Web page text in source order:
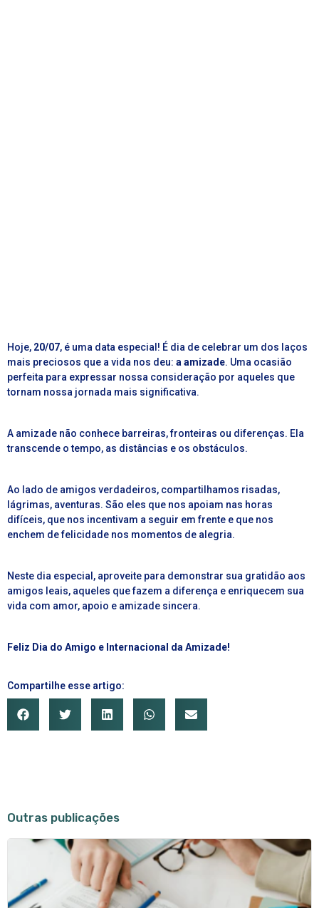
Hoje, 20/07, é uma data especial! É dia de celebrar um dos laços
mais preciosos que a vida nos deu: a amizade. Uma ocasião
perfeita para expressar nossa consideração por aqueles que
tornam nossa jornada mais significativa.
A amizade não conhece barreiras, fronteiras ou diferenças. Ela
transcende o tempo, as distâncias e os obstáculos.
Ao lado de amigos verdadeiros, compartilhamos risadas,
lágrimas, aventuras. São eles que nos apoiam nas horas
difíceis, que nos incentivam a seguir em frente e que nos
enchem de felicidade nos momentos de alegria.
Neste dia especial, aproveite para demonstrar sua gratidão aos
amigos leais, aqueles que fazem a diferença e enriquecem sua
vida com amor, apoio e amizade sincera.
Feliz Dia do Amigo e Internacional da Amizade!
Compartilhe esse artigo:
Outras publicações